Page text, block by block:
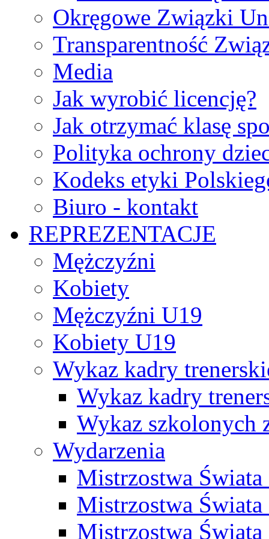
Okręgowe Związki
Transparentność
Media
Jak wyrobić licencję?
Jak otrzymać klasę
Polityka ochrony
Kodeks etyki
Biuro - kontakt
REPREZENTACJE
Mężczyźni
Kobiety
Mężczyźni U19
Kobiety U19
Wykaz kadry
Wykaz kadry
Wykaz szkolonych
Wydarzenia
Mistrzostwa
Mistrzostwa
Mistrzostwa